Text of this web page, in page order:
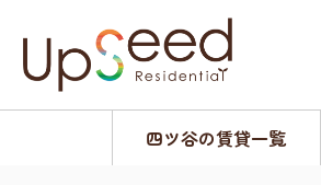
四ツ谷の賃貸一覧